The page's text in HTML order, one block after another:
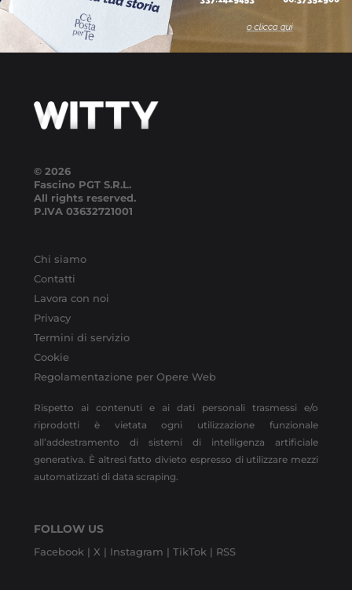
© 2026
Fascino PGT S.R.L.
All rights reserved.
P.IVA 03632721001
Chi siamo
Contatti
Lavora con noi
Privacy
Termini di servizio
Cookie
Regolamentazione per Opere Web
Rispetto ai contenuti e ai dati personali trasmessi e/o
riprodotti è vietata ogni utilizzazione funzionale
all’addestramento di sistemi di intelligenza artificiale
generativa. È altresì fatto divieto espresso di utilizzare mezzi
automatizzati di data scraping.
FOLLOW US
Facebook | X | Instagram | TikTok | RSS